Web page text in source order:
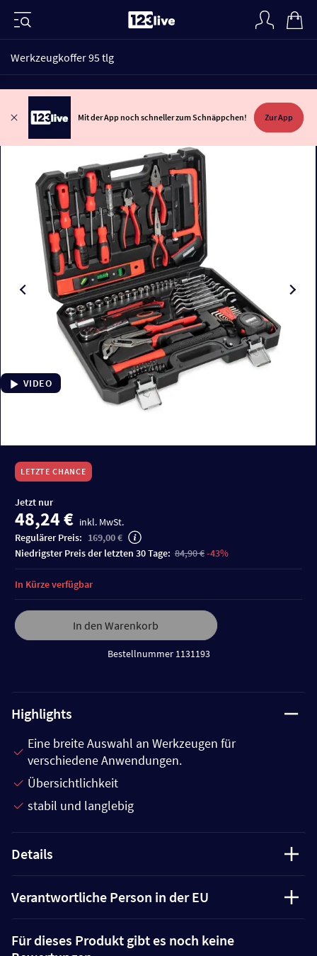
Werkzeugkoffer 95 tlg
Mit der App noch schneller zum Schnäppchen! Zur App
VIDEO
LETZTE CHANCE
Jetzt nur
48,24 € inkl. MwSt.
Regulärer Preis: 169,00 €
niedrigster Preis der letzten 30 Tage: 84,90 €-43%
In den Warenkorb
Bestellnummer 1131193
In Kürze verfügbar
Highlights
Eine breite Auswahl an Werkzeugen für
verschiedene Anwendungen.
Übersichtlichkeit
stabil und langlebig
Details
Verantwortliche Person in der EU
Für dieses Produkt gibt es noch keine